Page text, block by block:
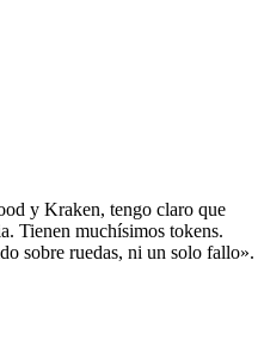
y Kraken, tengo claro que
Tienen muchísimos tokens.
sobre ruedas, ni un solo fallo».